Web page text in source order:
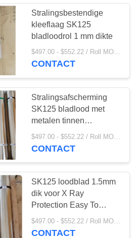
Stralingsbestendige
kleeflaag SK125
bladloodrol 1 mm dikte
$497.00 - $552.22 / Roll MOQ:1 rol/rollen
CONTACT
Stralingsafscherming
SK125 bladlood met
metalen tinnen
beschermlaag
CONTACT
SK125 loodblad 1.5mm
dik voor X Ray
Protection Easy To
Operate
$497.00 - $552.22 / Roll MOQ:1 broodje/Broodjes
CONTACT